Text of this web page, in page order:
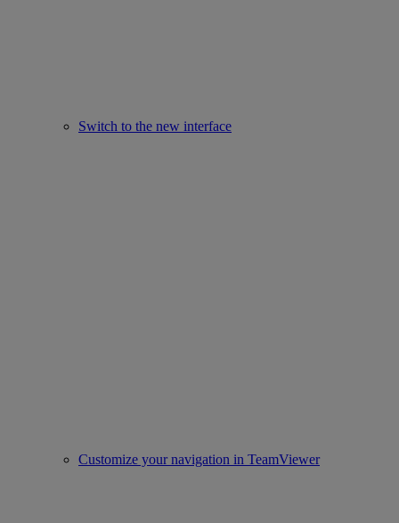
Switch to the new interface
Customize your navigation in TeamViewer